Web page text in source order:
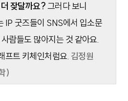
잦달까요?그러다 보니
IP 굿즈들이 SNS에서 입소문
람들도 많아지는 것 같아요.
프트 키체인처럼요. 김정원
)